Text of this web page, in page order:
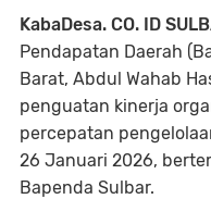
KabaDesa. CO. ID
Pendapatan Daerah
Barat, Abdul Wahab
penguatan kinerja
percepatan
26 Januari 2026,
Bapenda Sulbar.